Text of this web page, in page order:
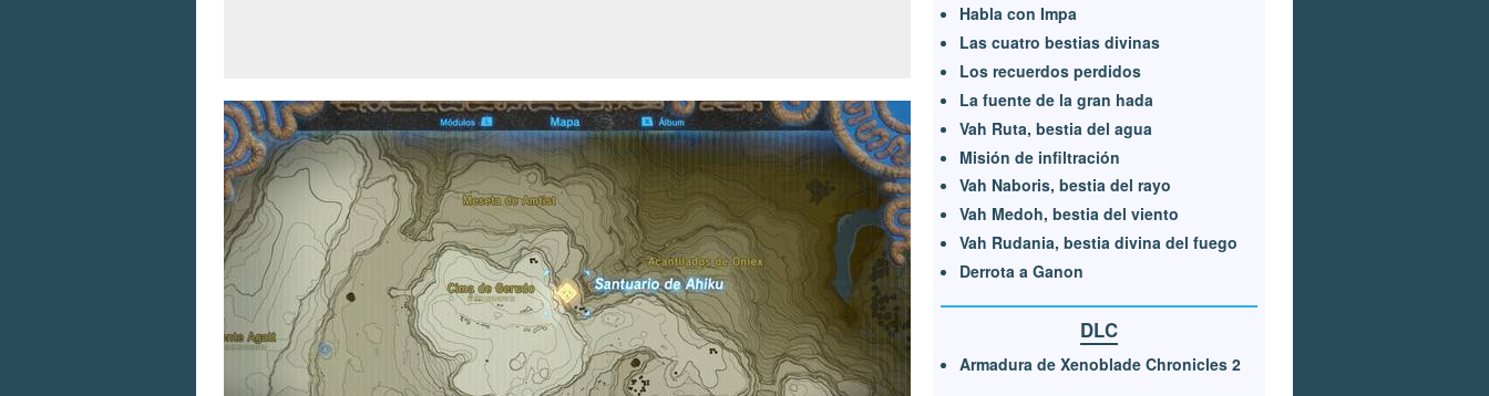
Habla con Impa
Las cuatro bestias divinas
Los recuerdos perdidos
La fuente de la gran hada
Vah Ruta, bestia del agua
Misión de infiltración
Vah Naboris, bestia del rayo
Vah Medoh, bestia del viento
Vah Rudania, bestia divina del fuego
Derrota a Ganon
DLC
Armadura de Xenoblade Chronicles 2